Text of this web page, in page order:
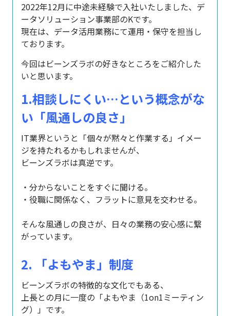
2022年12月に中途未経験で入社いたしました、デ
ータソリューション事業部のKです。
現在は、データ活用業務にて運用・保守を担当し
ております。
今回はビーンズラボの好きなところをご紹介した
いと思います。
1.相談しにくい…という概念がな
い「風通しの良さ」
IT業界というと「個々が黙々と作業する」イメー
ジを持たれるかもしれませんが、
ビーンズラボは真逆です。
・分からないことをすぐに聞ける。
・役職に関係なく、フラットに意見を交わせる。
そんな風通しの良さが、日々の業務の安心感に繋
がっています。
2. 「よもやま」制度
ビーンズラボの特徴的な文化でもある、
上長との月に一度の「よもやま（1on1ミーティン
グ）」です。